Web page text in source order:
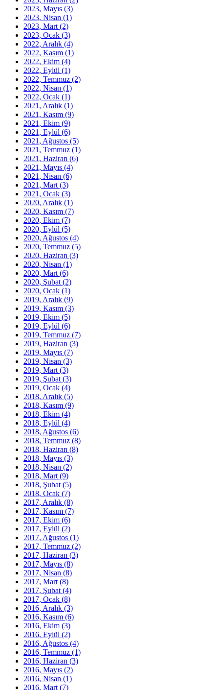
2023, Mayıs (3)
2023, Nisan (1)
2023, Mart (2)
2023, Ocak (3)
2022, Aralık (4)
2022, Kasım (1)
2022, Ekim (4)
2022, Eylül (1)
2022, Temmuz (2)
2022, Nisan (1)
2022, Ocak (1)
2021, Aralık (1)
2021, Kasım (9)
2021, Ekim (9)
2021, Eylül (6)
2021, Ağustos (5)
2021, Temmuz (1)
2021, Haziran (6)
2021, Mayıs (4)
2021, Nisan (6)
2021, Mart (3)
2021, Ocak (3)
2020, Aralık (1)
2020, Kasım (7)
2020, Ekim (7)
2020, Eylül (5)
2020, Ağustos (4)
2020, Temmuz (5)
2020, Haziran (3)
2020, Nisan (1)
2020, Mart (6)
2020, Şubat (2)
2020, Ocak (1)
2019, Aralık (9)
2019, Kasım (3)
2019, Ekim (5)
2019, Eylül (6)
2019, Temmuz (7)
2019, Haziran (3)
2019, Mayıs (7)
2019, Nisan (3)
2019, Mart (3)
2019, Şubat (3)
2019, Ocak (4)
2018, Aralık (5)
2018, Kasım (9)
2018, Ekim (4)
2018, Eylül (4)
2018, Ağustos (6)
2018, Temmuz (8)
2018, Haziran (8)
2018, Mayıs (3)
2018, Nisan (2)
2018, Mart (9)
2018, Şubat (5)
2018, Ocak (7)
2017, Aralık (8)
2017, Kasım (7)
2017, Ekim (6)
2017, Eylül (2)
2017, Ağustos (1)
2017, Temmuz (2)
2017, Haziran (3)
2017, Mayıs (8)
2017, Nisan (8)
2017, Mart (8)
2017, Şubat (4)
2017, Ocak (8)
2016, Aralık (3)
2016, Kasım (6)
2016, Ekim (3)
2016, Eylül (2)
2016, Ağustos (4)
2016, Temmuz (1)
2016, Haziran (3)
2016, Mayıs (2)
2016, Nisan (1)
2016, Mart (7)